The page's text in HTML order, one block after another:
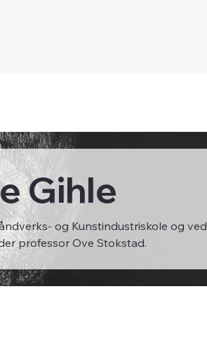
Gihle
og Kunstindustriskole og ved
professor Ove Stokstad.